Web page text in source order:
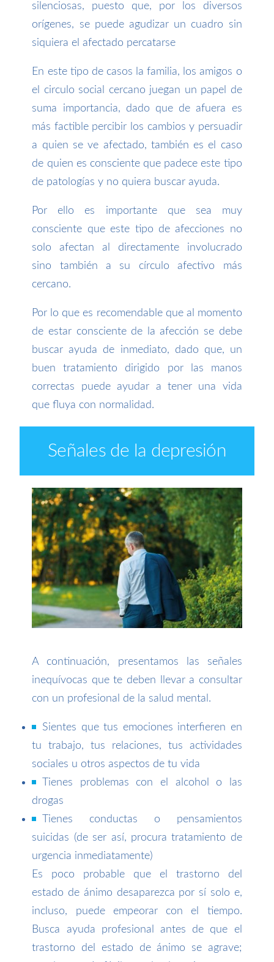
silenciosas, puesto que, por los diversos
orígenes, se puede agudizar un cuadro sin
siquiera el afectado percatarse
En este tipo de casos la familia, los amigos o
el circulo social cercano juegan un papel de
suma importancia, dado que de afuera es
más factible percibir los cambios y persuadir
a quien se ve afectado, también es el caso
de quien es consciente que padece este tipo
de patologías y no quiera buscar ayuda.
Por ello es importante que sea muy
consciente que este tipo de afecciones no
solo afectan al directamente involucrado
sino también a su círculo afectivo más
cercano.
Por lo que es recomendable que al momento
de estar consciente de la afección se debe
buscar ayuda de inmediato, dado que, un
buen tratamiento dirigido por las manos
correctas puede ayudar a tener una vida
que fluya con normalidad.
Señales de la depresión
A continuación, presentamos las señales
inequívocas que te deben llevar a consultar
con un profesional de la salud mental.
Sientes que tus emociones interfieren en
tu trabajo, tus relaciones, tus actividades
sociales u otros aspectos de tu vida
Tienes problemas con el alcohol o las
drogas
Tienes conductas o pensamientos
suicidas (de ser así, procura tratamiento de
urgencia inmediatamente)
Es poco probable que el trastorno del
estado de ánimo desaparezca por sí solo e,
incluso, puede empeorar con el tiempo.
Busca ayuda profesional antes de que el
trastorno del estado de ánimo se agrave;